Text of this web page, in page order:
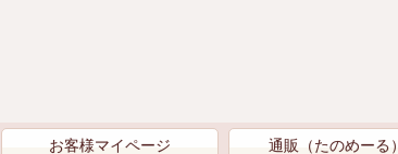
お客様マイページ 通販（たのめーる）